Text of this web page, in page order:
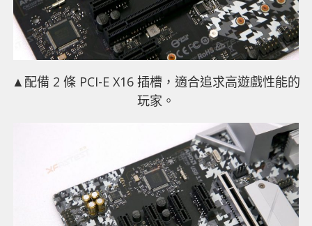
▲配備 2 條 PCI-E X16 插槽，適合追求高遊戲性能的
玩家。